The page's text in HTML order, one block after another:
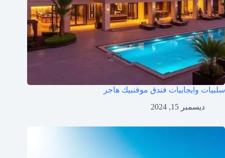
سلبيات وايجابيات فندق موفنبيك هاجر
ديسمبر 15, 2024